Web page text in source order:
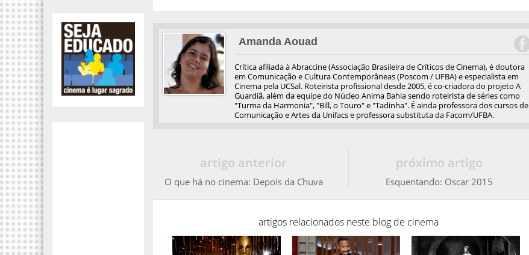
Amanda Aouad
Crítica afiliada à Abraccine (Associação Brasileira de Críticos de Cinema), é doutora
em Comunicação e Cultura Contemporâneas (Poscom / UFBA) e especialista em
Cinema pela UCSal. Roteirista profissional desde 2005, é co-criadora do projeto A
Guardiã, além da equipe do Núcleo Anima Bahia sendo roteirista de séries como
"Turma da Harmonia", "Bill, o Touro" e "Tadinha". É ainda professora dos cursos de
Comunicação e Artes da Unifacs e professora substituta da Facom/UFBA.
próximo artigo
Esquentando: Oscar 2015
artigo anterior
O que há no cinema: Depois da Chuva
artigos relacionados neste blog de cinema